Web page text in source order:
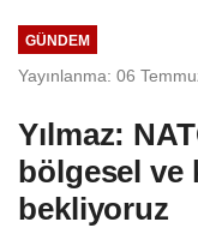
GÜNDEM
Yayınlanma: 06
Yılmaz:
bölgesel ve
bekliyoruz